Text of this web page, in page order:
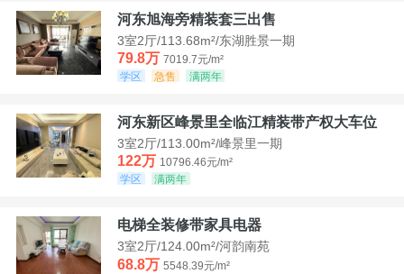
河东旭海旁精装套三出售
3室2厅/113.68m²/东湖胜景一期
79.8万 7019.7元/m²
学区
急售 满两年
河东新区峰景里全临江精装带产权大车位
3室2厅/113.00m²/峰景里一期
122万 10796.46元/m²
学区
满两年
电梯全装修带家具电器
3室2厅/124.00m²/河韵南苑
68.8万 5548.39元/m²